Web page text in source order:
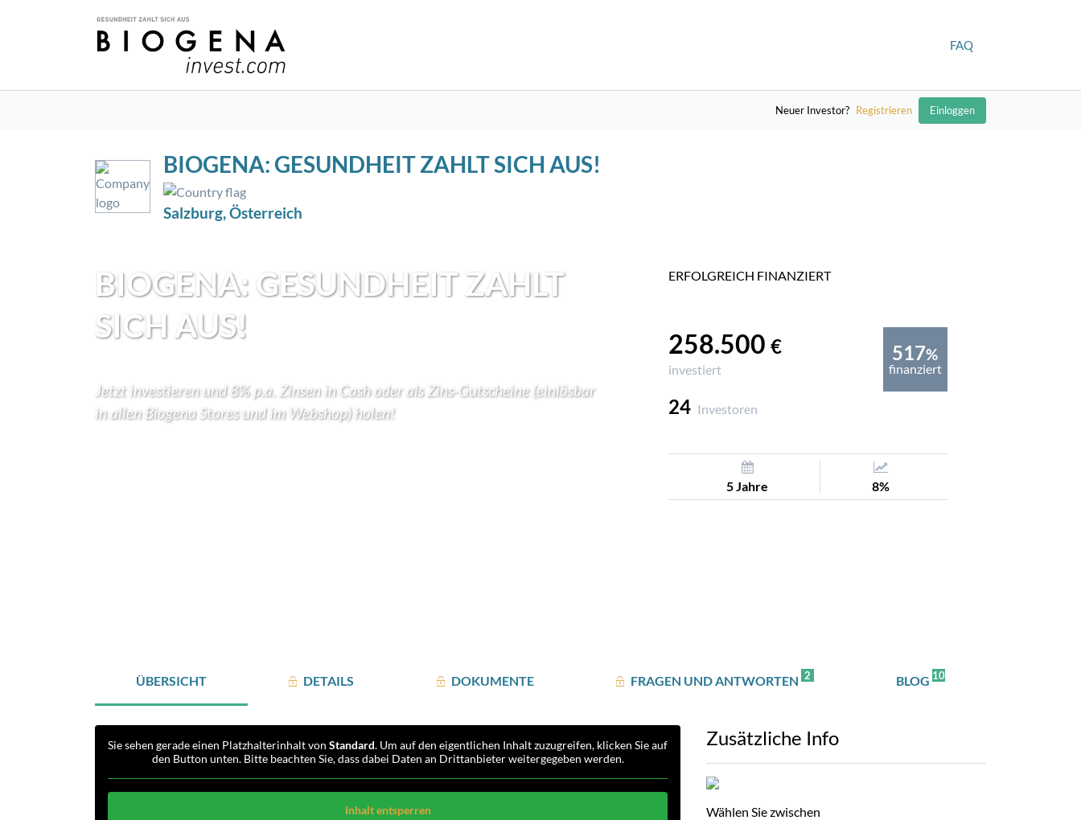
FAQ
Neuer Investor? Registrieren Einloggen
BIOGENA: GESUNDHEIT ZAHLT SICH AUS!
Salzburg, Österreich
BIOGENA: GESUNDHEIT ZAHLT
SICH AUS!
Jetzt investieren und 8% p.a. Zinsen in Cash oder als Zins-Gutscheine (einlösbar
in allen Biogena Stores und im Webshop) holen!
ERFOLGREICH FINANZIERT
258.500 €
investiert
24 Investoren
517%
finanziert
5 Jahre 8%
ÜBERSICHT DETAILS DOKUMENTE FRAGEN UND ANTWORTEN 2 BLOG 10
Sie sehen gerade einen Platzhalterinhalt von Standard. Um auf den eigentlichen Inhalt zuzugreifen, klicken Sie auf
den Button unten. Bitte beachten Sie, dass dabei Daten an Drittanbieter weitergegeben werden.
Inhalt entsperren
Zusätzliche Info
Wählen Sie zwischen